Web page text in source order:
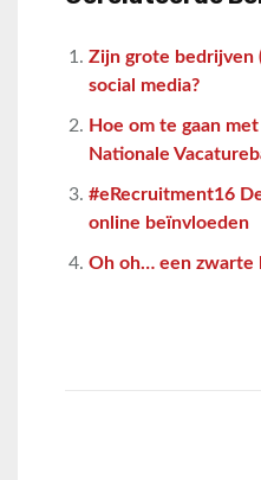
Zijn grote bedrijven
social media?
Hoe om te gaan
Nationale
#eRecruitment16
online beïnvloeden
Oh oh… een zwarte